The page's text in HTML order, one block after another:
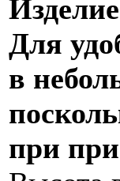
Для
в
при